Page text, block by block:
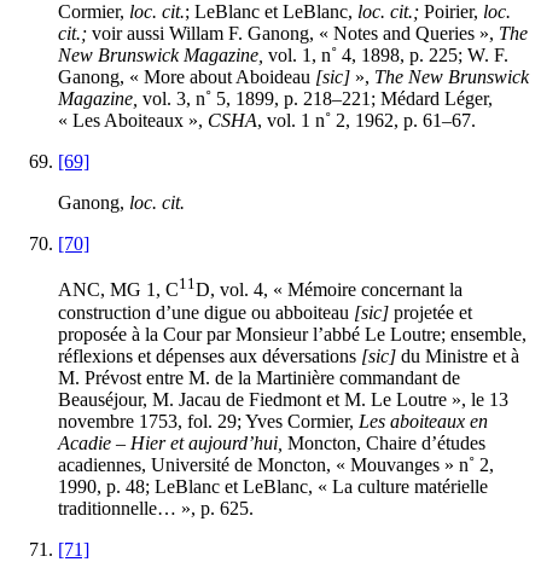
Cormier, loc. cit.; LeBlanc et LeBlanc, loc. cit.; Poirier, loc.
cit.; voir aussi Willam F. Ganong, « Notes and Queries », The
New Brunswick Magazine, vol. 1, n˚ 4, 1898, p. 225; W. F.
Ganong, « More about Aboideau [sic] », The New Brunswick
Magazine, vol. 3, n˚ 5, 1899, p. 218–221; Médard Léger,
« Les Aboiteaux », CSHA, vol. 1 n˚ 2, 1962, p. 61–67.
[69]
Ganong, loc. cit.
[70]
ANC, MG 1, C11D, vol. 4, « Mémoire concernant la
construction d’une digue ou abboiteau [sic] projetée et
proposée à la Cour par Monsieur l’abbé Le Loutre; ensemble,
réflexions et dépenses aux déversations [sic] du Ministre et à
M. Prévost entre M. de la Martinière commandant de
Beauséjour, M. Jacau de Fiedmont et M. Le Loutre », le 13
novembre 1753, fol. 29; Yves Cormier, Les aboiteaux en
Acadie – Hier et aujourd’hui, Moncton, Chaire d’études
acadiennes, Université de Moncton, « Mouvanges » n˚ 2,
1990, p. 48; LeBlanc et LeBlanc, « La culture matérielle
traditionnelle… », p. 625.
[71]